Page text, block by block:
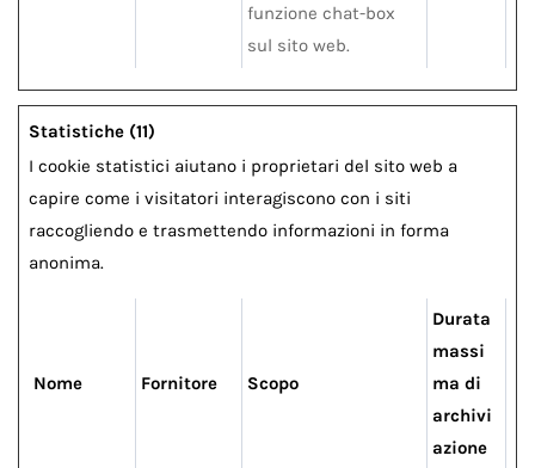
funzione chat-box
sul sito web.
Statistiche (11)
I cookie statistici aiutano i proprietari del sito web a
capire come i visitatori interagiscono con i siti
raccogliendo e trasmettendo informazioni in forma
anonima.
Nome Fornitore Scopo
Durata
massi
ma di
archivi
azione